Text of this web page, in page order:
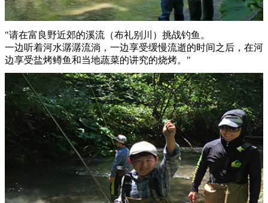
"请在富良野近郊的溪流（布礼别川）挑战钓鱼。
一边听着河水潺潺流淌，一边享受缓慢流逝的时间之后，在河
边享受盐烤鳟鱼和当地蔬菜的讲究的烧烤。"